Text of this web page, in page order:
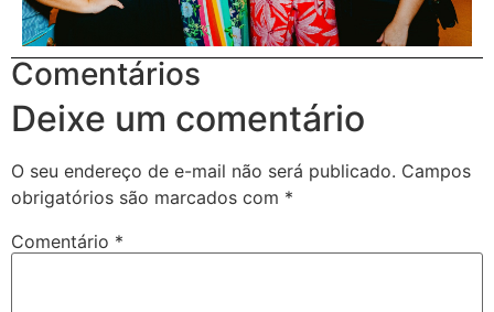
Comentários
Deixe um comentário
O seu endereço de e-mail não será publicado. Campos
obrigatórios são marcados com *
Comentário *